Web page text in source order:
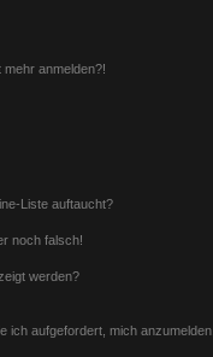
anmelden?!
Liste auftaucht?
noch falsch!
werden?
ich aufgefordert, mich anzumelden.